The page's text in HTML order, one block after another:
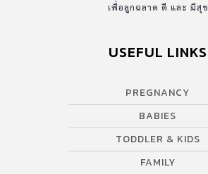
เพื่อลูกฉลาด ดี และ มีสุข
USEFUL LINKS
PREGNANCY
BABIES
TODDLER & KIDS
FAMILY